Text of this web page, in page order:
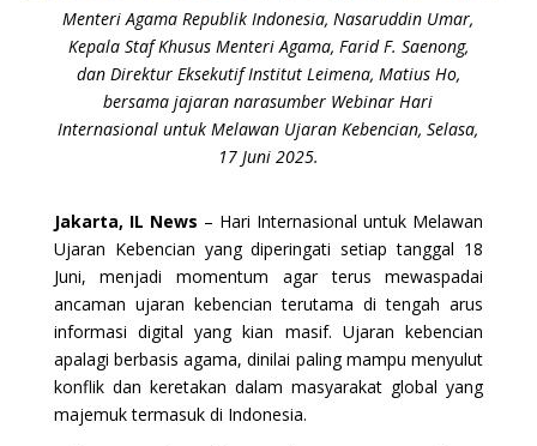
Menteri Agama Republik Indonesia, Nasaruddin Umar,
Kepala Staf Khusus Menteri Agama, Farid F. Saenong,
dan Direktur Eksekutif Institut Leimena, Matius Ho,
bersama jajaran narasumber Webinar Hari
Internasional untuk Melawan Ujaran Kebencian, Selasa,
17 Juni 2025.
Jakarta, IL News – Hari Internasional untuk Melawan
Ujaran Kebencian yang diperingati setiap tanggal 18
Juni, menjadi momentum agar terus mewaspadai
ancaman ujaran kebencian terutama di tengah arus
informasi digital yang kian masif. Ujaran kebencian
apalagi berbasis agama, dinilai paling mampu menyulut
konflik dan keretakan dalam masyarakat global yang
majemuk termasuk di Indonesia.